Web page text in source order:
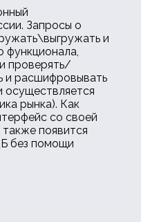
Запросы о
и
функционала,
проверять/
и расшифровывать
осуществляется
рынка). Как
со своей
появится
без помощи